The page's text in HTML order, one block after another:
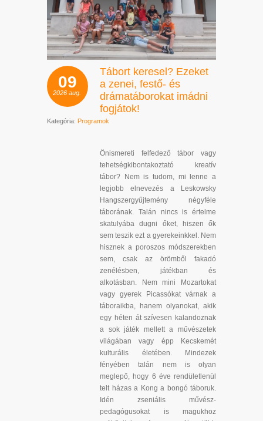
09
2026 aug.
Tábort keresel? Ezeket
a zenei, festő- és
drámatáborokat imádni
fogjátok!
Kategória: Programok
Önismereti felfedező tábor vagy
tehetségkibontakoztató kreatív
tábor? Nem is tudom, mi lenne a
legjobb elnevezés a Leskowsky
Hangszergyűjtemény négyféle
táborának. Talán nincs is értelme
skatulyába dugni őket, hiszen ők
sem teszik ezt a gyerekeinkkel. Nem
hisznek a poroszos módszerekben
sem, csak az örömből fakadó
zenélésben, játékban és
alkotásban. Nem mini Mozartokat
vagy gyerek Picassókat várnak a
táboraikba, hanem olyanokat, akik
egy héten át szívesen kalandoznak
a sok játék mellett a művészetek
világában vagy épp Kecskemét
kulturális életében. Mindezek
fényében talán nem is olyan
meglepő, hogy 6 éve rendületlenül
telt házas a Kong a bongó táboruk.
Idén zseniális művész-
pedagógusokat is magukhoz